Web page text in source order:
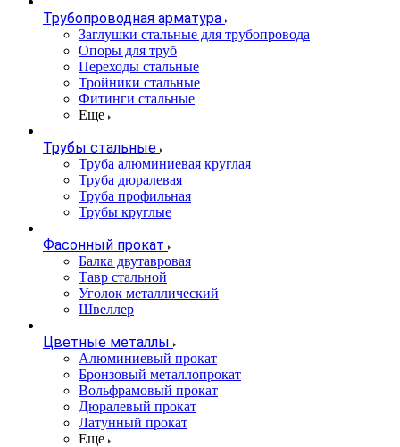
Трубопроводная арматура
Заглушки стальные для трубопровода
Опоры для труб
Переходы стальные
Тройники стальные
Фитинги стальные
Еще
Трубы стальные
Труба алюминиевая круглая
Труба дюралевая
Труба профильная
Трубы круглые
Фасонный прокат
Балка двутавровая
Тавр стальной
Уголок металлический
Швеллер
Цветные металлы
Алюминиевый прокат
Бронзовый металлопрокат
Вольфрамовый прокат
Дюралевый прокат
Латунный прокат
Еще